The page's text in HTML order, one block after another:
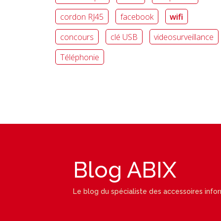
cordon RJ45
facebook
wifi
concours
clé USB
videosurveillance
Téléphonie
Blog ABIX
Le blog du spécialiste des accessoires